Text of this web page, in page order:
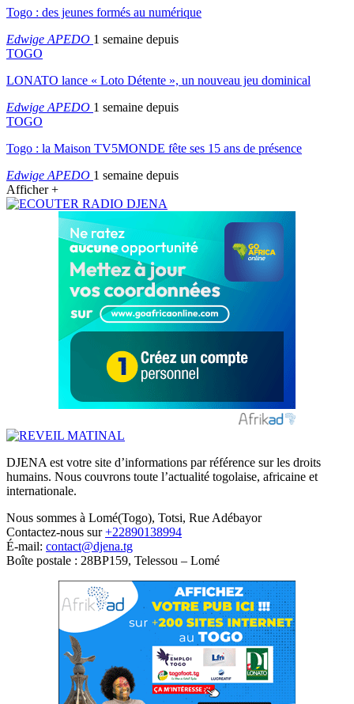
Togo : des jeunes formés au numérique
Edwige APEDO 1 semaine depuis
TOGO
LONATO lance « Loto Détente », un nouveau jeu dominical
Edwige APEDO 1 semaine depuis
TOGO
Togo : la Maison TV5MONDE fête ses 15 ans de présence
Edwige APEDO 1 semaine depuis
Afficher +
DJENA est votre site d’informations par référence sur les droits
humains. Nous couvrons toute l’actualité togolaise, africaine et
internationale.
Nous sommes à Lomé(Togo), Totsi, Rue Adébayor
Contactez-nous sur+22890138994
É-mail: contact@djena.tg
Boîte postale : 28BP159, Telessou – Lomé